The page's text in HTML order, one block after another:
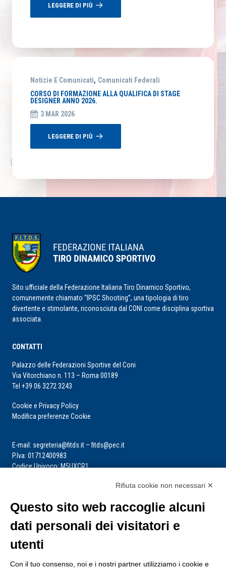
LEGGERE DI PIÙ
Notizie E Comunicati, Comunicati Federali
CORSO DI FORMAZIONE ALLA QUALIFICA DI STAGE
DESIGNER ANNO 2026.
3 MAR 2026
LEGGERE DI PIÙ
Sito ufficiale della Federazione Italiana Tiro Dinamico Sportivo,
comunemente chiamato “IPSC Shooting”, una tipologia di tiro
divertente e stimolante, riconosciuta dal CONI come disciplina sportiva
associata.
CONTATTI
Palazzo delle Federazioni Sportive del Coni
Via Vitorchiano n. 113 – Roma 00189
Tel +39 06 3272 3243
Cookie e Privacy Policy
Modifica preferenze Cookie
E-mail: segreteria@fitds.it – fitds@pec.it
P.Iva: 01712400983
Codice Univoco: M5UXCR1
La segreteria è aperta dal lunedì al venerdì dalle ore 9:00 alle ore 14:00
Rifiuta cookie non necessari ✕
Questo sito web raccoglie alcuni
dati personali dei visitatori e
utenti
Con il tuo consenso, noi e i nostri partner utilizziamo i cookie e